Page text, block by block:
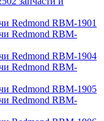
Redmond RBM-1901
Redmond RBM-
Redmond RBM-1904
Redmond RBM-
Redmond RBM-1905
Redmond RBM-